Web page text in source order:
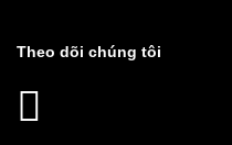
Theo dõi chúng tôi